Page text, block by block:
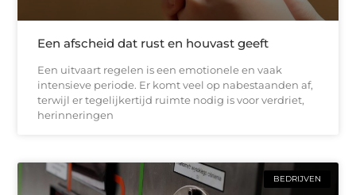
Een afscheid dat rust en houvast geeft
Een uitvaart regelen is een emotionele en vaak
intensieve periode. Er komt veel op nabestaanden af,
terwijl er tegelijkertijd ruimte nodig is voor verdriet,
herinneringen
BEDRIJVEN